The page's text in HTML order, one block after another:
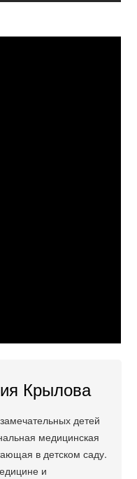
Крылова
детей
медицинская
в детском саду.
и